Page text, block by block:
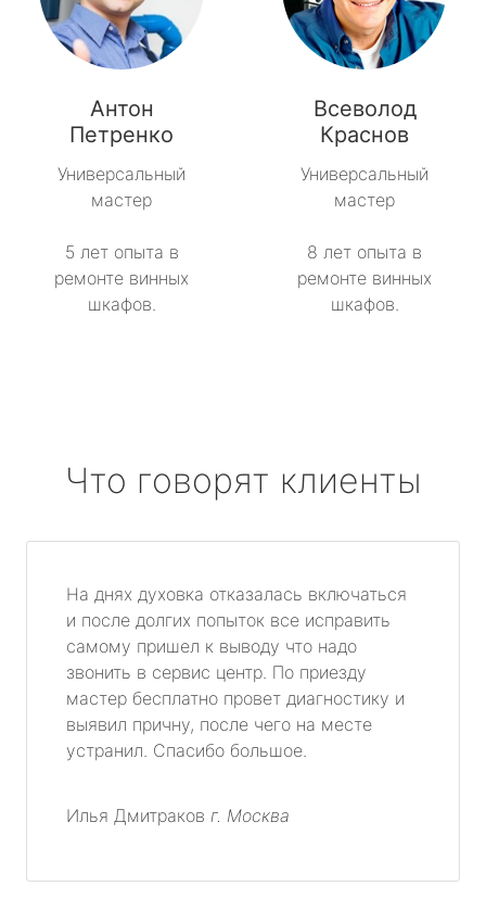
Антон
Петренко
Универсальный
мастер
5 лет опыта в
ремонте винных
шкафов.
Всеволод
Краснов
Универсальный
мастер
8 лет опыта в
ремонте винных
шкафов.
Что говорят клиенты
На днях духовка отказалась включаться
и после долгих попыток все исправить
самому пришел к выводу что надо
звонить в сервис центр. По приезду
мастер бесплатно провет диагностику и
выявил причну, после чего на месте
устранил. Спасибо большое.
Илья Дмитраков г. Москва